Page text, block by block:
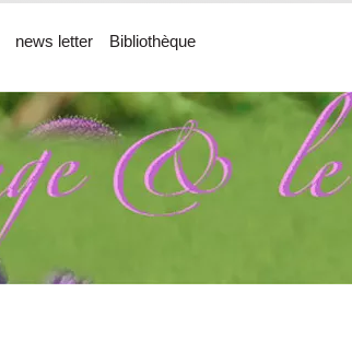
news letter Bibliothèque